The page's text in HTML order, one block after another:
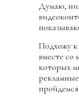
Думаю,
Подхожу к
вместе со
которых